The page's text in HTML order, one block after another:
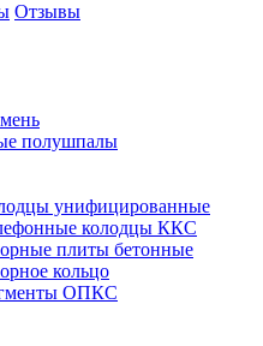
Отзывы
полушпалы
унифицированные
колодцы ККС
плиты бетонные
кольцо
ОПКС